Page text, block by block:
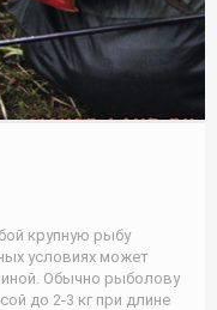
крупную рыбу
условиях может
Обычно рыболову
до 2-3 кг при длине